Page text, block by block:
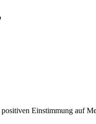
Einstimmung auf